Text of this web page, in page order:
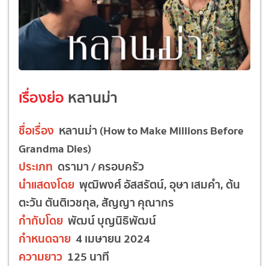
เรื่องย่อ หลานม่า
ชื่อเรื่อง หลานม่า (How to Make Millions Before
Grandma Dies)
ประเภท ดรามา / ครอบครัว
นำแสดงโดย พุฒิพงศ์ อัสสรัตน์, อุษา เสมคำ, ต้น
ตะวัน ตันติเวชกุล, สัญญา คุณากร
กำกับโดย พัฒน์ บุญนิธิพัฒน์
กำหนดฉาย 4 เมษายน 2024
ความยาว 125 นาที